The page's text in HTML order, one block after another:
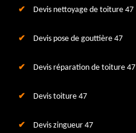
Devis nettoyage de toiture 47
Devis pose de gouttière 47
Devis réparation de toiture 47
Devis toiture 47
Devis zingueur 47